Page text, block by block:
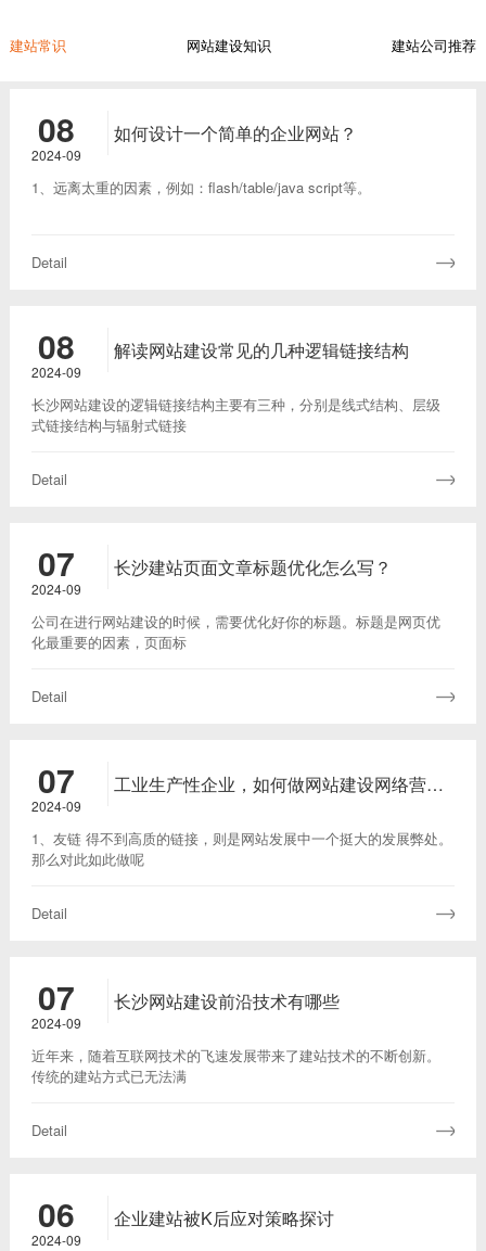
建站常识 网站建设知识 建站公司推荐
如何设计一个简单的企业网站？
08
2024-09
1、远离太重的因素，例如：flash/table/java script等。
Detail
解读网站建设常见的几种逻辑链接结构
08
2024-09
长沙网站建设的逻辑链接结构主要有三种，分别是线式结构、层级
式链接结构与辐射式链接
Detail
长沙建站页面文章标题优化怎么写？
07
2024-09
公司在进行网站建设的时候，需要优化好你的标题。标题是网页优
化最重要的因素，页面标
Detail
工业生产性企业，如何做网站建设网络营销
07
2024-09
1、友链 得不到高质的链接，则是网站发展中一个挺大的发展弊处。
那么对此如此做呢
Detail
长沙网站建设前沿技术有哪些
07
2024-09
近年来，随着互联网技术的飞速发展带来了建站技术的不断创新。
传统的建站方式已无法满
Detail
企业建站被K后应对策略探讨
06
2024-09